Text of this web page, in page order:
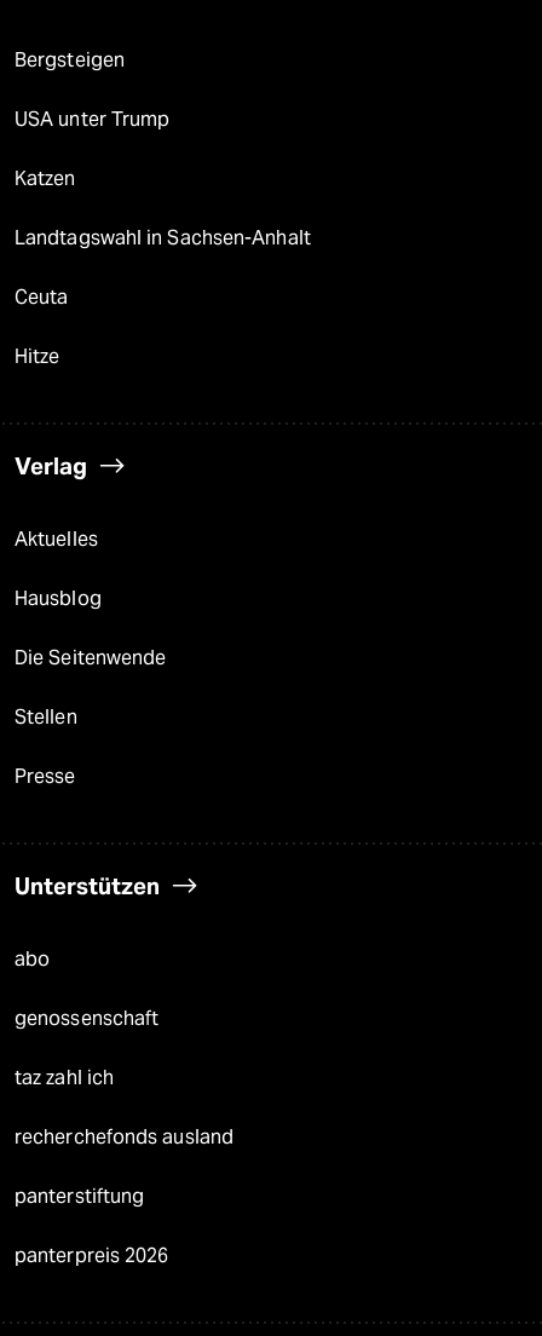
Bergsteigen
USA unter Trump
Katzen
Landtagswahl in Sachsen-Anhalt
Ceuta
Hitze
Verlag
Aktuelles
Hausblog
Die Seitenwende
Stellen
Presse
Unterstützen
abo
genossenschaft
taz zahl ich
recherchefonds ausland
panterstiftung
panterpreis 2026